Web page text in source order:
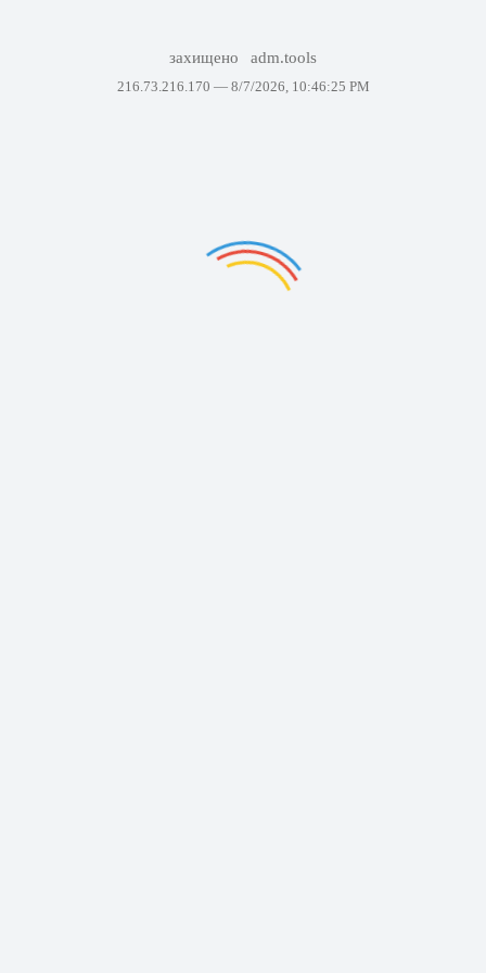
захищено adm.tools
216.73.216.170 — 8/7/2026, 10:46:25 PM